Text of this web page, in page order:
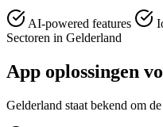
AI-powered features
Sectoren in Gelderland
App oplossingen
Gelderland staat bekend om